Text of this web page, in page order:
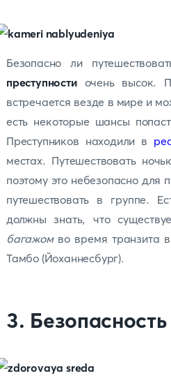
Безопасно ли
преступностиочень высок.
встречается везде в мире и
есть некоторые шансы
Преступников находили в
местах. Путешествовать
поэтому это небезопасно для
путешествовать в группе.
должны знать, что
багажомво время транзита
Тамбо (Йоханнесбург).
3.